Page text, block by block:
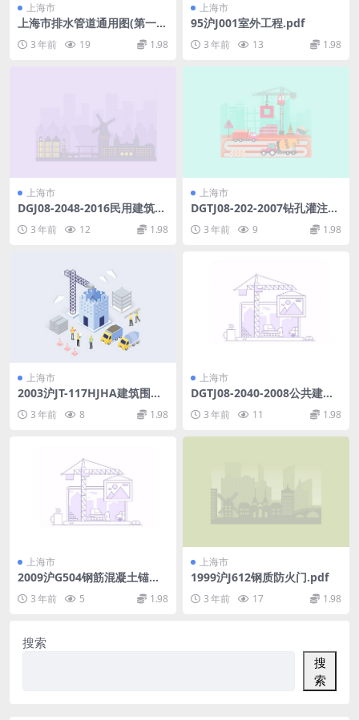
上海市
上海市排水管道通用图(第一
3 年前 19 1.98
上海市
95沪J001室外工程.pdf
3 年前 13 1.98
上海市
DGJ08-2048-2016民用建筑电
3 年前 12 1.98
上海市
DGTJ08-202-2007钻孔灌注桩
3 年前 9 1.98
上海市
2003沪JT-117HJHA建筑围护
温、GN外保温、LT屋面保温).
3 年前 8 1.98
上海市
DGTJ08-2040-2008公共建筑
3 年前 11 1.98
上海市
2009沪G504钢筋混凝土锚杆
3 年前 5 1.98
上海市
1999沪J612钢质防火门.pdf
3 年前 17 1.98
搜索
搜
索